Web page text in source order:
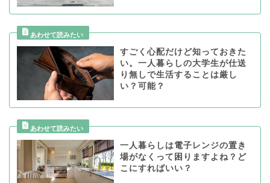
すごく心配だけど知っておきた
い。一人暮らしの大学生が仕送
り無しで生活することは厳し
い？可能？
一人暮らしは電子レンジの置き
場がなくって困りますよね？ど
こにすればいい？